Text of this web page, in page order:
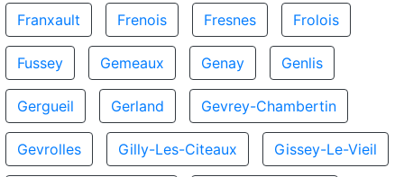
Franxault Frenois Fresnes Frolois
Fussey Gemeaux Genay Genlis
Gergueil Gerland Gevrey-Chambertin
Gevrolles Gilly-Les-Citeaux Gissey-Le-Vieil